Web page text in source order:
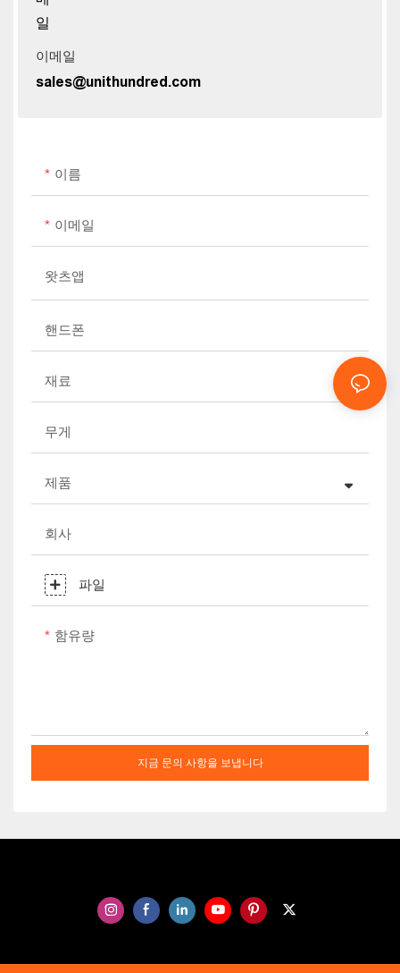
이메일
sales@unithundred.com
이름
이메일
왓츠앱
핸드폰
재료
무게
제품
회사
파일
함유량
지금 문의 사항을 보냅니다